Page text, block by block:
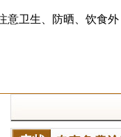
意卫生、防晒、饮食